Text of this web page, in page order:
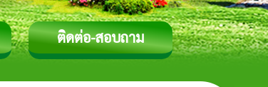
ติดต่อ-สอบถาม